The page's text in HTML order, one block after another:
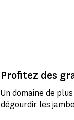
Profitez des
Un domaine de
dégourdir les